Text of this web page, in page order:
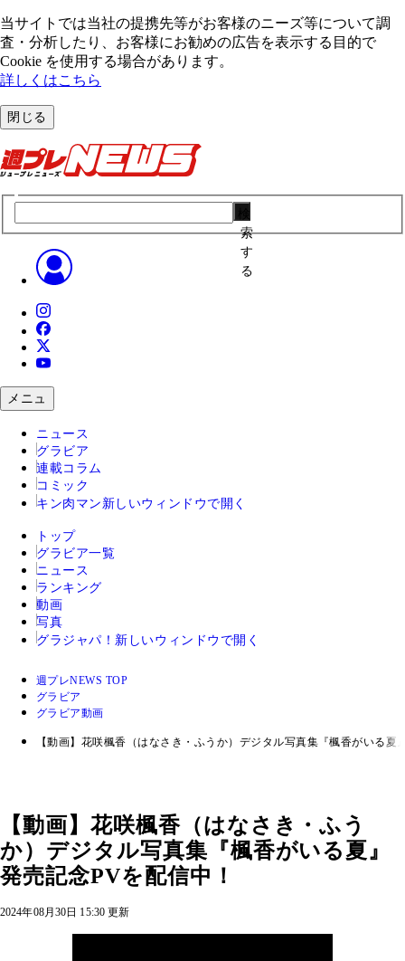
当サイトでは当社の提携先等がお客様のニーズ等について調
査・分析したり、お客様にお勧めの広告を表⽰する⽬的で
Cookie を使⽤する場合があります。
詳しくはこちら
閉じる
索
す
る
メニュ
ニュース
グラビア
連載コラム
コミック
キン肉マン 新しいウィンドウで開く
トップ
グラビア一覧
ニュース
ランキング
動画
写真
グラジャパ！ 新しいウィンドウで開く
週プレNEWS TOP
グラビア
グラビア動画
【動画】花咲楓香（はなさき・ふうか）デジタル写真集『楓香がいる夏
【動画】花咲楓香（はなさき・ふう
か）デジタル写真集『楓香がいる夏』
発売記念PVを配信中！
2024年08月30日 15:30 更新